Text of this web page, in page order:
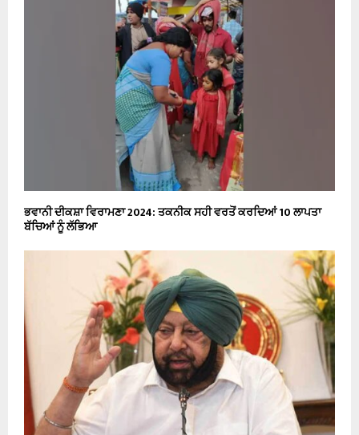
ਭਵਾਨੀ ਦੀਕਸ਼ਾ ਵਿਰਾਮਣਾ 2024: ਤਕਨੀਕ ਸਹੀ ਵਰਤੋਂ ਕਰਦਿਆਂ 10 ਲਾਪਤਾ
ਬੱਚਿਆਂ ਨੂੰ ਲੱਭਿਆ